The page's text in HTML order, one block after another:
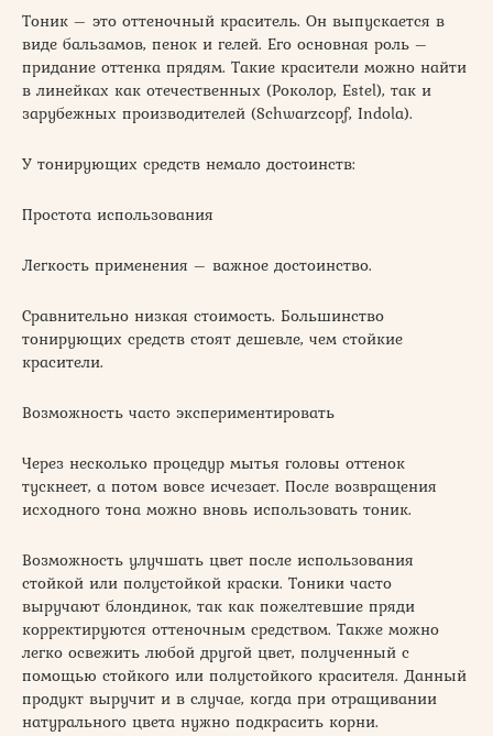
Тоник – это оттеночный краситель. Он выпускается в
виде бальзамов, пенок и гелей. Его основная роль –
придание оттенка прядям. Такие красители можно найти
в линейках как отечественных (Роколор, Estel), так и
зарубежных производителей (Schwarzcopf, Indola).
У тонирующих средств немало достоинств:
Простота использования
Легкость применения – важное достоинство.
Сравнительно низкая стоимость. Большинство
тонирующих средств стоят дешевле, чем стойкие
красители.
Возможность часто экспериментировать
Через несколько процедур мытья головы оттенок
тускнеет, а потом вовсе исчезает. После возвращения
исходного тона можно вновь использовать тоник.
Возможность улучшать цвет после использования
стойкой или полустойкой краски. Тоники часто
выручают блондинок, так как пожелтевшие пряди
корректируются оттеночным средством. Также можно
легко освежить любой другой цвет, полученный с
помощью стойкого или полустойкого красителя. Данный
продукт выручит и в случае, когда при отращивании
натурального цвета нужно подкрасить корни.